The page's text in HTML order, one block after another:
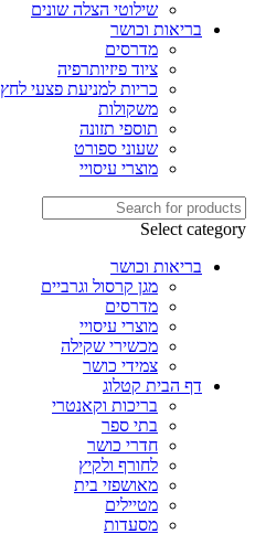
שילוטי הצלה שונים
בריאות וכושר
מדרסים
ציוד פיזיותרפיה
כריות למניעת פצעי לחץ
משקולות
תוספי תזונה
שעוני ספורט
מוצרי עיסויי
Select category
בריאות וכושר
מגן קרסול וגרביים
מדרסים
מוצרי עיסויי
מכשירי שקילה
צמידי כושר
דף הבית קטלוג
בריכות וקאנטרי
בתי ספר
חדרי כושר
לחורף ולקיץ
מאושפזי בית
מטיילים
מסעדות